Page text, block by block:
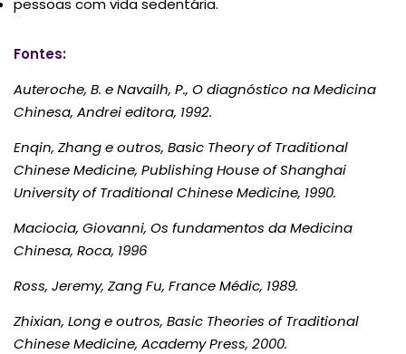
pessoas com vida sedentária.
Fontes:
Auteroche, B. e Navailh, P., O diagnóstico na Medicina
Chinesa, Andrei editora, 1992.
Enqin, Zhang e outros, Basic Theory of Traditional
Chinese Medicine, Publishing House of Shanghai
University of Traditional Chinese Medicine, 1990.
Maciocia, Giovanni, Os fundamentos da Medicina
Chinesa, Roca, 1996
Ross, Jeremy, Zang Fu, France Médic, 1989.
Zhixian, Long e outros, Basic Theories of Traditional
Chinese Medicine, Academy Press, 2000.